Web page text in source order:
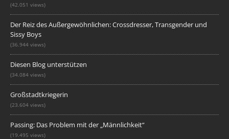
(42.051 views)
Der Reiz des Außergewöhnlichen: Crossdresser, Transgender und
Sissy Boys
(36.944 views)
Diesen Blog unterstützen
(34.084 views)
Großstadtkriegerin
(23.604 views)
Passing: Das Problem mit der „Männlichkeit“
(19.495 views)